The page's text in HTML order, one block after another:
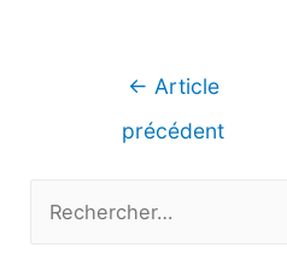
Navigation
← Article
précédent